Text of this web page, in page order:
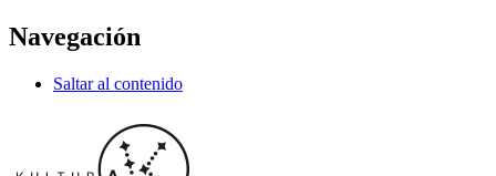
Navegación
Saltar al contenido